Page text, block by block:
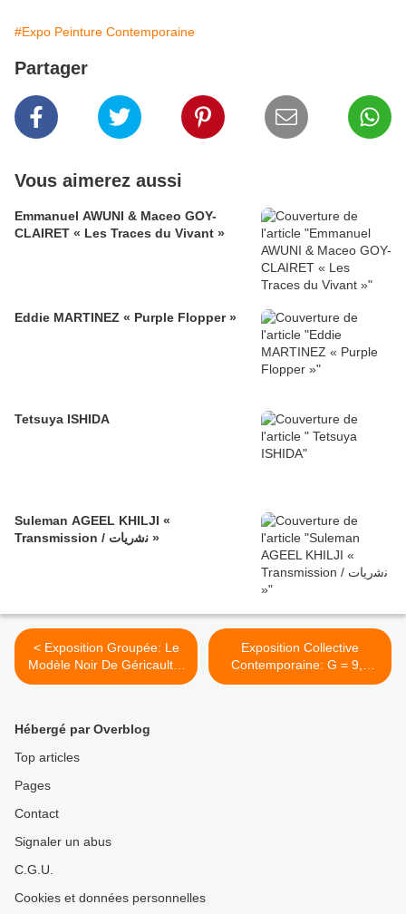
#Expo Peinture Contemporaine
Partager
Vous aimerez aussi
Emmanuel AWUNI & Maceo GOY-
CLAIRET « Les Traces du Vivant »
Eddie MARTINEZ « Purple Flopper »
Tetsuya ISHIDA
Suleman AGEEL KHILJI «
Transmission / ﻧﺷرﯾﺎت »
< Exposition Groupée: Le
Modèle Noir De Géricault à
Matisse
Exposition Collective
Contemporaine: G = 9,8
N.KG - 1 >
Hébergé par Overblog
Top articles
Pages
Contact
Signaler un abus
C.G.U.
Cookies et données personnelles